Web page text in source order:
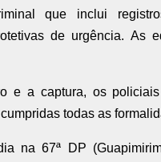
que inclui
de urgência. As
e a captura, os
todas as
na 67ª DP